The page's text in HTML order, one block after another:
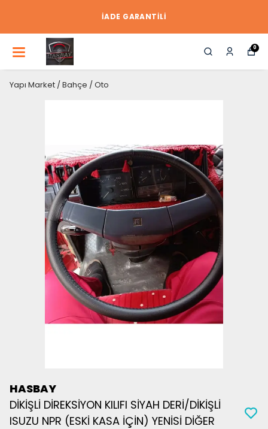
İADE GARANTİLİ
0
Yapı Market / Bahçe / Oto
HASBAY
DİKİŞLİ DİREKSİYON KILIFI SİYAH DERİ/DİKİŞLİ
ISUZU NPR (ESKİ KASA İÇİN) YENİSİ DİĞER